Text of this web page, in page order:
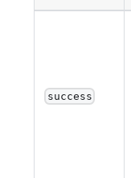
success